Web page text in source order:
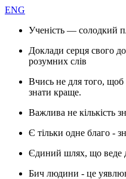
ENG
Ученість — солодкий
Доклади серця свого
розумних слів
Вчись не для того, щоб
знати краще.
Важлива не кількість
Є тільки одне благо -
Єдиний шлях, що веде
Бич людини - це